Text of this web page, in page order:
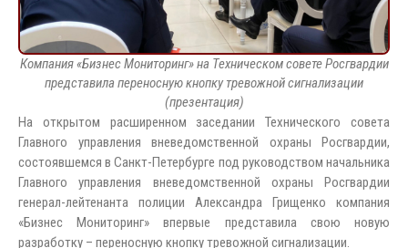
Компания «Бизнес Мониторинг» на Техническом совете Росгвардии
представила переносную кнопку тревожной сигнализации
(презентация)
На открытом расширенном заседании Технического совета
Главного управления вневедомственной охраны Росгвардии,
состоявшемся в Санкт-Петербурге под руководством начальника
Главного управления вневедомственной охраны Росгвардии
генерал-лейтенанта полиции Александра Грищенко компания
«Бизнес Мониторинг» впервые представила свою новую
разработку – переносную кнопку тревожной сигнализации.